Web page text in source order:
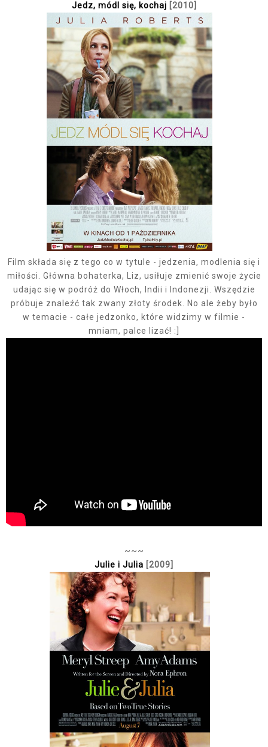
Jedz, módl się, kochaj [2010]
Film składa się z tego co w tytule - jedzenia, modlenia się i
miłości. Główna bohaterka, Liz, usiłuje zmienić swoje życie
udając się w podróż do Włoch, Indii i Indonezji. Wszędzie
próbuje znaleźć tak zwany złoty środek. No ale żeby było
w temacie - całe jedzonko, które widzimy w filmie -
mniam, palce lizać! :]
~~~
Julie i Julia [2009]